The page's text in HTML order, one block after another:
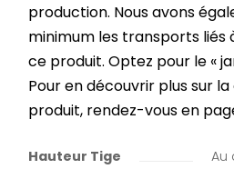
production. Nous avons
minimum les transports liés
ce produit. Optez pour le «
Pour en découvrir plus sur
produit, rendez-vous en
Hauteur Tige Au